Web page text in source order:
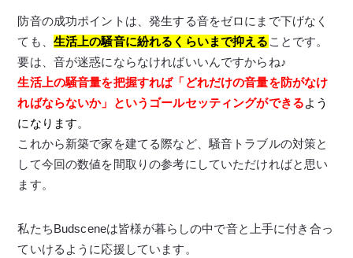
防音の成功ポイントは、発生する音をゼロにまで下げなく
ても、 生活上の騒音に紛れるくらいまで抑える ことです。
要は、音が迷惑にならなければいいんですからね♪
生活上の騒音量を把握すれば「どれだけの音量を防がなけ
ればならないか」というゴールセッティングができるよう
になります。
これから新築で家を建てる際など、騒音トラブルの対策と
して今回の数値を間取りの参考にしていただければと思い
ます。
私たちBudsceneは皆様が暮らしの中で音と上手に付き合っ
ていけるように応援しています。